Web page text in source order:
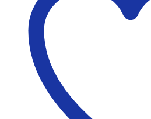
punch
WARRIOR